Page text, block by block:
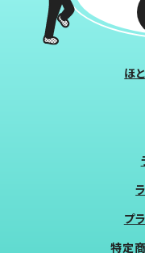
ほ
プ
特定